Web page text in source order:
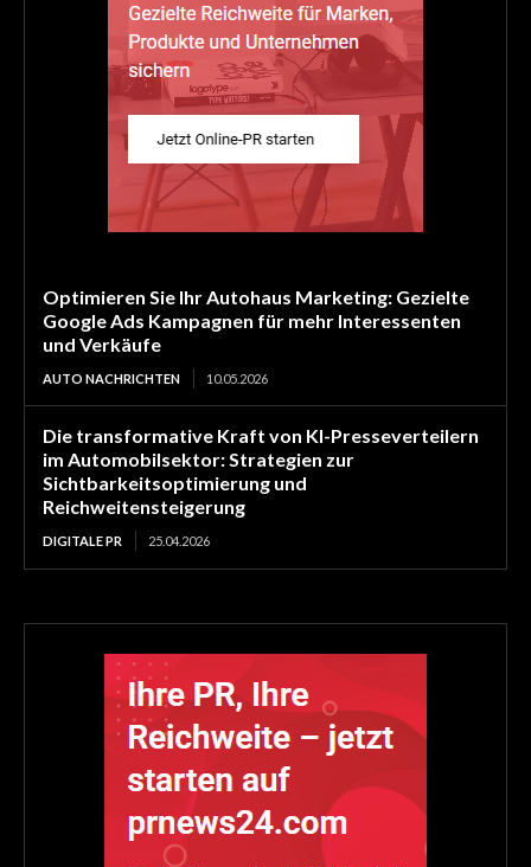
Optimieren Sie Ihr Autohaus Marketing: Gezielte
Google Ads Kampagnen für mehr Interessenten
und Verkäufe
AUTO NACHRICHTEN 10.05.2026
Die transformative Kraft von KI-Presseverteilern
im Automobilsektor: Strategien zur
Sichtbarkeitsoptimierung und
Reichweitensteigerung
DIGITALE PR 25.04.2026